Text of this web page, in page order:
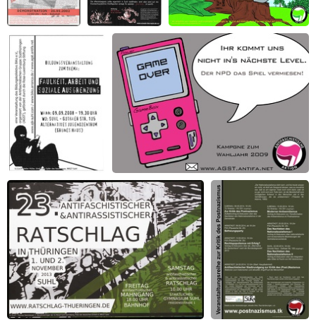
Zeichen setzen!
Smash the
Nazis Openair
...den Wald vor lauter
Bäumen nicht?!
Faulheit, Arbeit und
soziale Ausgrenzung
Ihr kommt uns nicht in's nächste Level